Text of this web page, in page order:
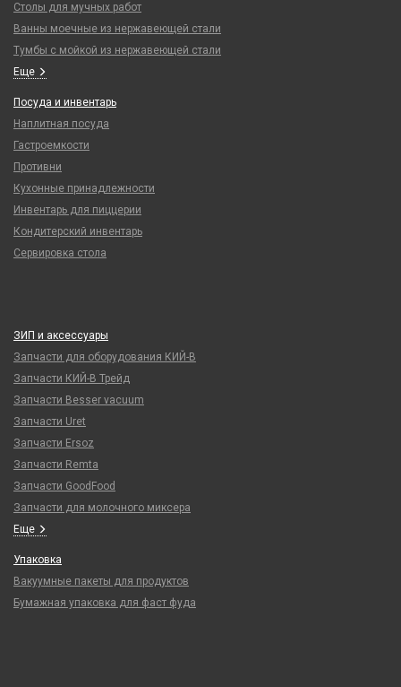
Столы для мучных работ
Ванны моечные из нержавеющей стали
Тумбы с мойкой из нержавеющей стали
Еще
Посуда и инвентарь
Наплитная посуда
Гастроемкости
Противни
Кухонные принадлежности
Инвентарь для пиццерии
Кондитерский инвентарь
Сервировка стола
ЗИП и аксессуары
Запчасти для оборудования КИЙ-В
Запчасти КИЙ-В Трейд
Запчасти Besser vacuum
Запчасти Uret
Запчасти Ersoz
Запчасти Remta
Запчасти GoodFood
Запчасти для молочного миксера
Еще
Упаковка
Вакуумные пакеты для продуктов
Бумажная упаковка для фаст фуда